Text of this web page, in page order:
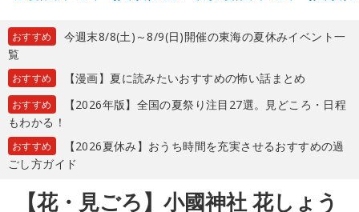
おすすめ
今週末8/8(土)～8/9(日)開催の東海の夏休みイベント一
覧
おすすめ 【漫画】夏に読みたいおすすめの怖い話まとめ
おすすめ
【2026年版】全国の夏祭り注目27選。見どころ・日程
もわかる！
おすすめ
【2026夏休み】おうち時間を充実させるおすすめの過
ごし方ガイド
【花・見ごろ】小國神社 花しょう